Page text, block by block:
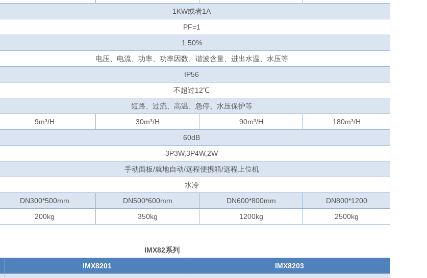
1KW或者1A
PF=1
1.50%
电压、电流、功率、功率因数、谐波含量、进出水温、水压等
IP56
不超过12℃
短路、过流、高温、急停、水压保护等
9m³/H 30m³/H 90m³/H
180m³/H
60dB
3P3W,3P4W,2W
手动面板/就地自动/远程便携箱/远程上位机
水冷
DN300*500mm DN500*600mm DN600*800mm
DN800*1200
200kg 350kg 1200kg 2500kg
IMX82系列
IMX8201
IMX8203